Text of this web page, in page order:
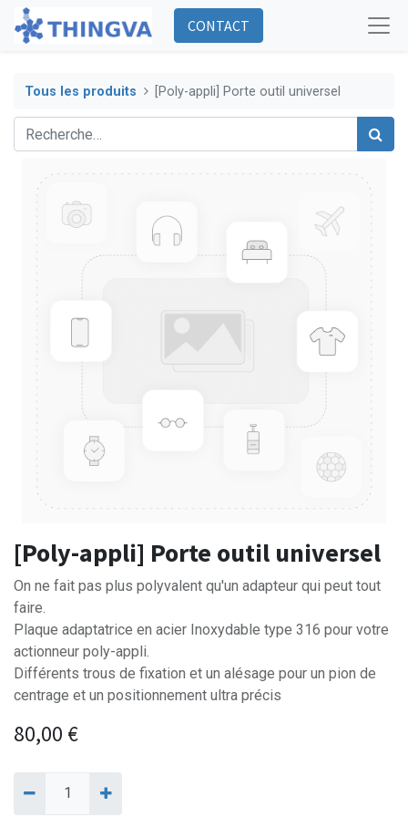
CONTACT
Tous les produits [Poly-appli] Porte outil universel
[Poly-appli] Porte outil universel
On ne fait pas plus polyvalent qu'un adapteur qui peut tout
faire.
Plaque adaptatrice en acier Inoxydable type 316 pour votre
actionneur poly-appli.
Différents trous de fixation et un alésage pour un pion de
centrage et un positionnement ultra précis
80,00 €